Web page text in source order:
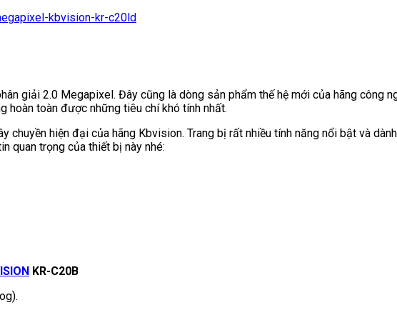
giải 2.0 Megapixel. Đây cũng là dòng sản phẩm thế hệ mới của hãng
hoàn toàn được những tiêu chí khó tính nhất.
chuyền hiện đại của hãng Kbvision. Trang bị rất nhiều tính năng nổi bật và
quan trọng của thiết bị này nhé:
KR-C20B